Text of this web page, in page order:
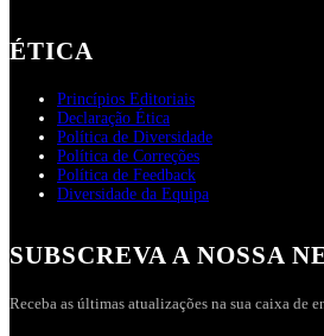
ÉTICA
Princípios Editoriais
Declaração Ética
Política de Diversidade
Política de Correções
Política de Feedback
Diversidade da Equipa
SUBSCREVA A NOSSA
Receba as últimas atualizações na sua caixa de